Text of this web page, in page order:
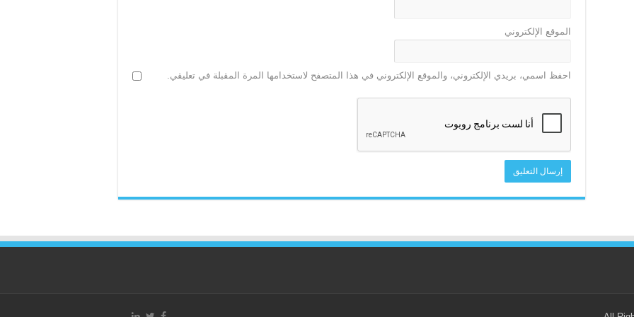
الموقع الإلكتروني
احفظ اسمي، بريدي الإلكتروني، والموقع الإلكتروني في هذا المتصفح لاستخدامها المرة المقبلة في تعليقي.